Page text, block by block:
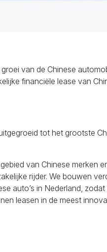
van de Chinese
financiële lease van
tot het grootste
van Chinese merken
rijder. We bouwen
auto’s in Nederland,
leasen in de meest